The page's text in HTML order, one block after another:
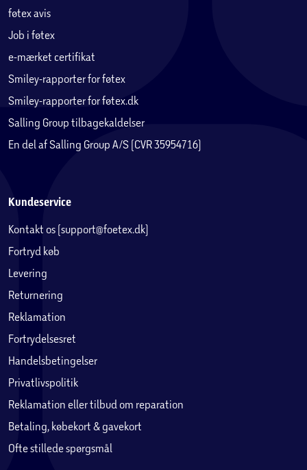
føtex avis
Job i føtex
e-mærket certifikat
Smiley-rapporter for føtex
Smiley-rapporter for føtex.dk
Salling Group tilbagekaldelser
En del af Salling Group A/S (CVR 35954716)
Kundeservice
Kontakt os (support@foetex.dk)
Fortryd køb
Levering
Returnering
Reklamation
Fortrydelsesret
Handelsbetingelser
Privatlivspolitik
Reklamation eller tilbud om reparation
Betaling, købekort & gavekort
Ofte stillede spørgsmål